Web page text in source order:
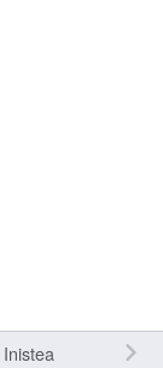
Inistea